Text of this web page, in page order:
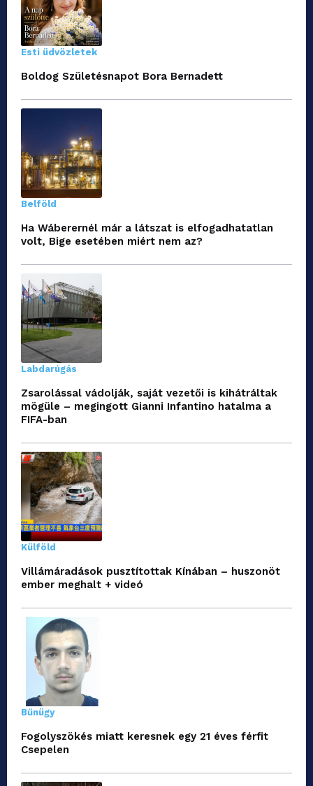
Esti üdvözletek
Boldog Születésnapot Bora Bernadett
Belföld
Ha Wáberernél már a látszat is elfogadhatatlan
volt, Bige esetében miért nem az?
Labdarúgás
Zsarolással vádolják, saját vezetői is kihátráltak
mögüle – megingott Gianni Infantino hatalma a
FIFA-ban
Külföld
Villámáradások pusztítottak Kínában – huszonöt
ember meghalt + videó
Bűnügy
Fogolyszökés miatt keresnek egy 21 éves férfit
Csepelen